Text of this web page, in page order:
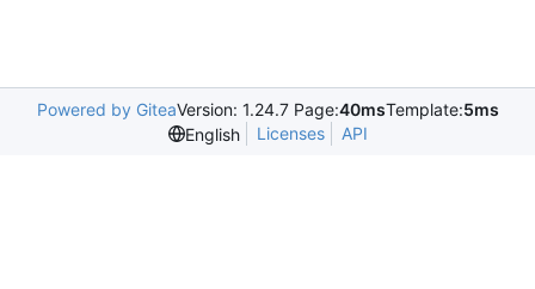
Powered by GiteaVersion: 1.24.7 Page:40msTemplate:5ms
English
Licenses API